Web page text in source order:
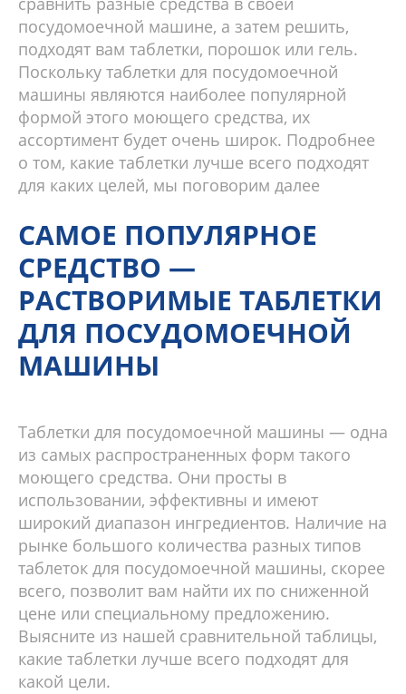
посудомоечной машине, а затем решить,
подходят вам таблетки, порошок или гель.
Поскольку таблетки для посудомоечной
машины являются наиболее популярной
формой этого моющего средства, их
ассортимент будет очень широк. Подробнее
о том, какие таблетки лучше всего подходят
для каких целей, мы поговорим далее
САМОЕ ПОПУЛЯРНОЕ
СРЕДСТВО —
РАСТВОРИМЫЕ ТАБЛЕТКИ
ДЛЯ ПОСУДОМОЕЧНОЙ
МАШИНЫ
Таблетки для посудомоечной машины — одна
из самых распространенных форм такого
моющего средства. Они просты в
использовании, эффективны и имеют
широкий диапазон ингредиентов. Наличие на
рынке большого количества разных типов
таблеток для посудомоечной машины, скорее
всего, позволит вам найти их по сниженной
цене или специальному предложению.
Выясните из нашей сравнительной таблицы,
какие таблетки лучше всего подходят для
какой цели.